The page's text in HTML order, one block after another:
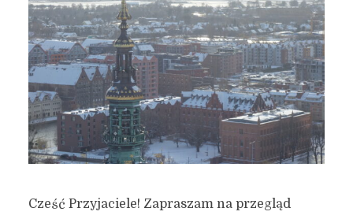
Cześć Przyjaciele! Zapraszam na przegląd